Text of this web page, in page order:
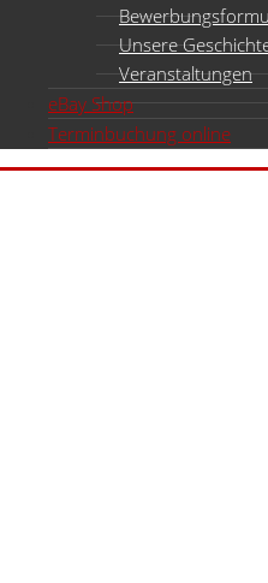
Unsere
Veranstaltungen
eBay Shop
Terminbuchung online